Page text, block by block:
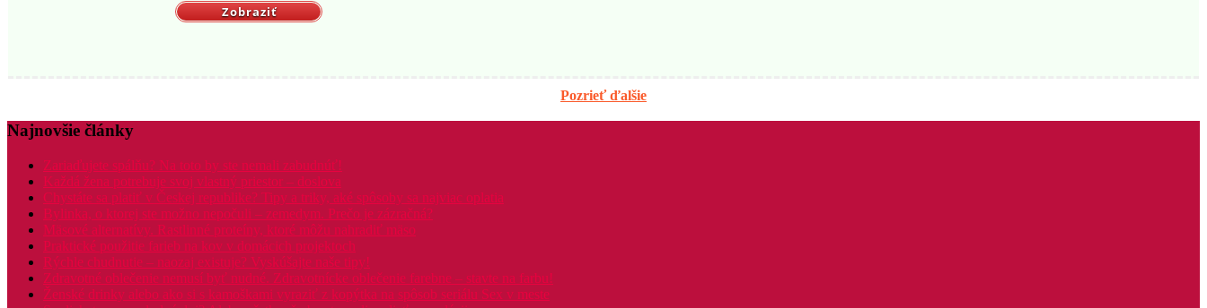
Zobraziť
Pozrieť ďalšie
Najnovšie články
Zariaďujete spálňu? Na toto by ste nemali zabudnúť!
Každá žena potrebuje svoj vlastný priestor – doslova
Chystáte sa platiť v Českej republike? Tipy a triky, aké spôsoby sa najviac oplatia
Bylinka, o ktorej ste možno nepočuli – zemedym. Prečo je zázračná?
Mäsové alternatívy. Rastlinné proteíny, ktoré môžu nahradiť mäso
Praktické použitie farieb na kov v domácich projektoch
Rýchle chudnutie – naozaj existuje? Vyskúšajte naše tipy!
Zdravotné oblečenie nemusí byť nudné. Zdravotnícke oblečenie farebne – stavte na farbu!
Ženské drinky alebo ako si s kamoškami vyraziť z kopýtka na spôsob seriálu Sex v meste